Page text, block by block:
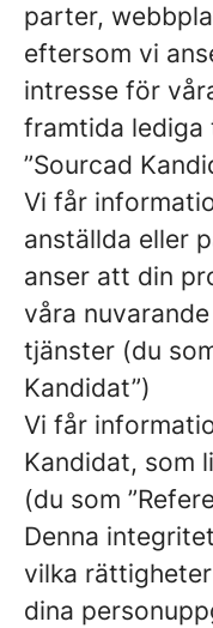
parter,
eftersom vi
intresse för
framtida lediga
”Sourcad
Vi får
anställda eller
anser att din
våra
tjänster (du
Kandidat”)
Vi får
Kandidat, som
(du som
Denna
vilka
dina